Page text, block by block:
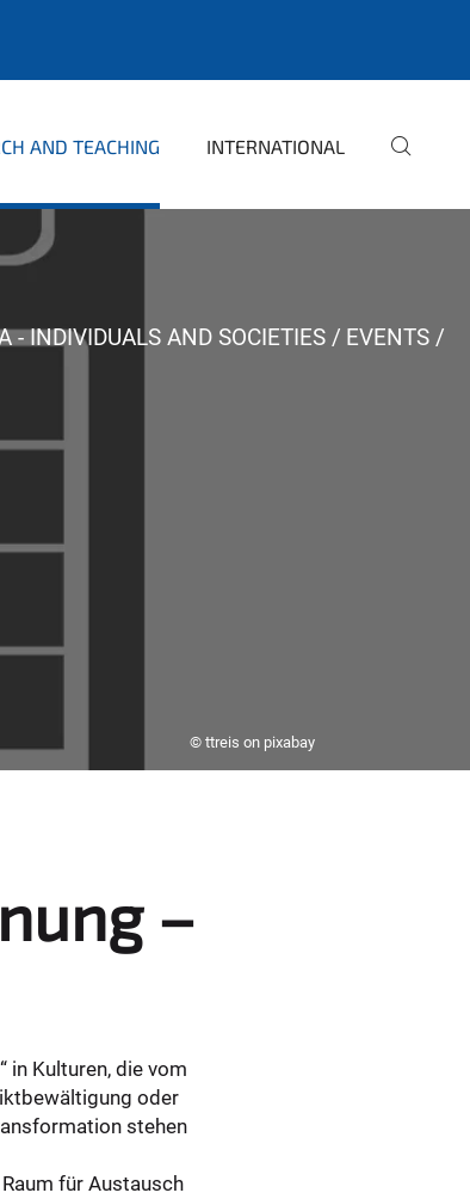
AND TEACHING INTERNATIONAL
- INDIVIDUALS AND SOCIETIES
EVENTS
© ttreis on pixabay
–
in Kulturen, die vom
oder
stehen
für Austausch